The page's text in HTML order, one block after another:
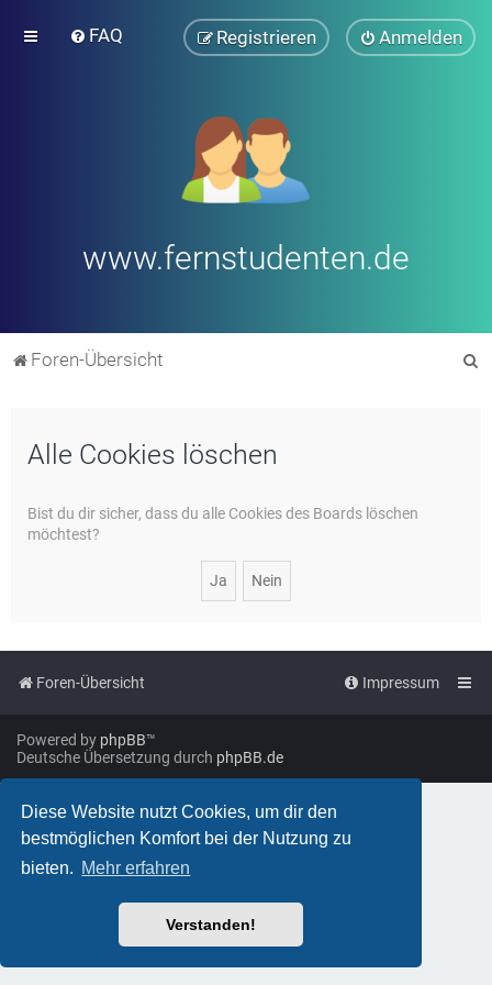
Diese Website nutzt Cookies, um dir den
bestmöglichen Komfort bei der Nutzung zu
bieten. Mehr erfahren
Verstanden!
FAQ Anmelden
Registrieren
www.fernstudenten.de
Foren-Übersicht
Alle Cookies löschen
Bist du dir sicher, dass du alle Cookies des Boards löschen
möchtest?
Foren-Übersicht Impressum
Powered by phpBB™
Deutsche Übersetzung durch phpBB.de